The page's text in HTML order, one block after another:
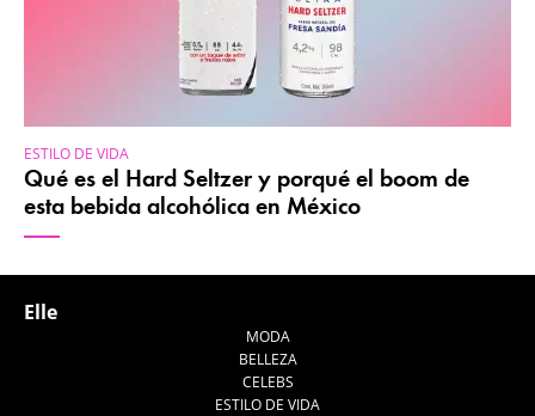
ESTILO DE VIDA
Qué es el Hard Seltzer y porqué el boom de
esta bebida alcohólica en México
Elle
MODA
BELLEZA
CELEBS
ESTILO DE VIDA